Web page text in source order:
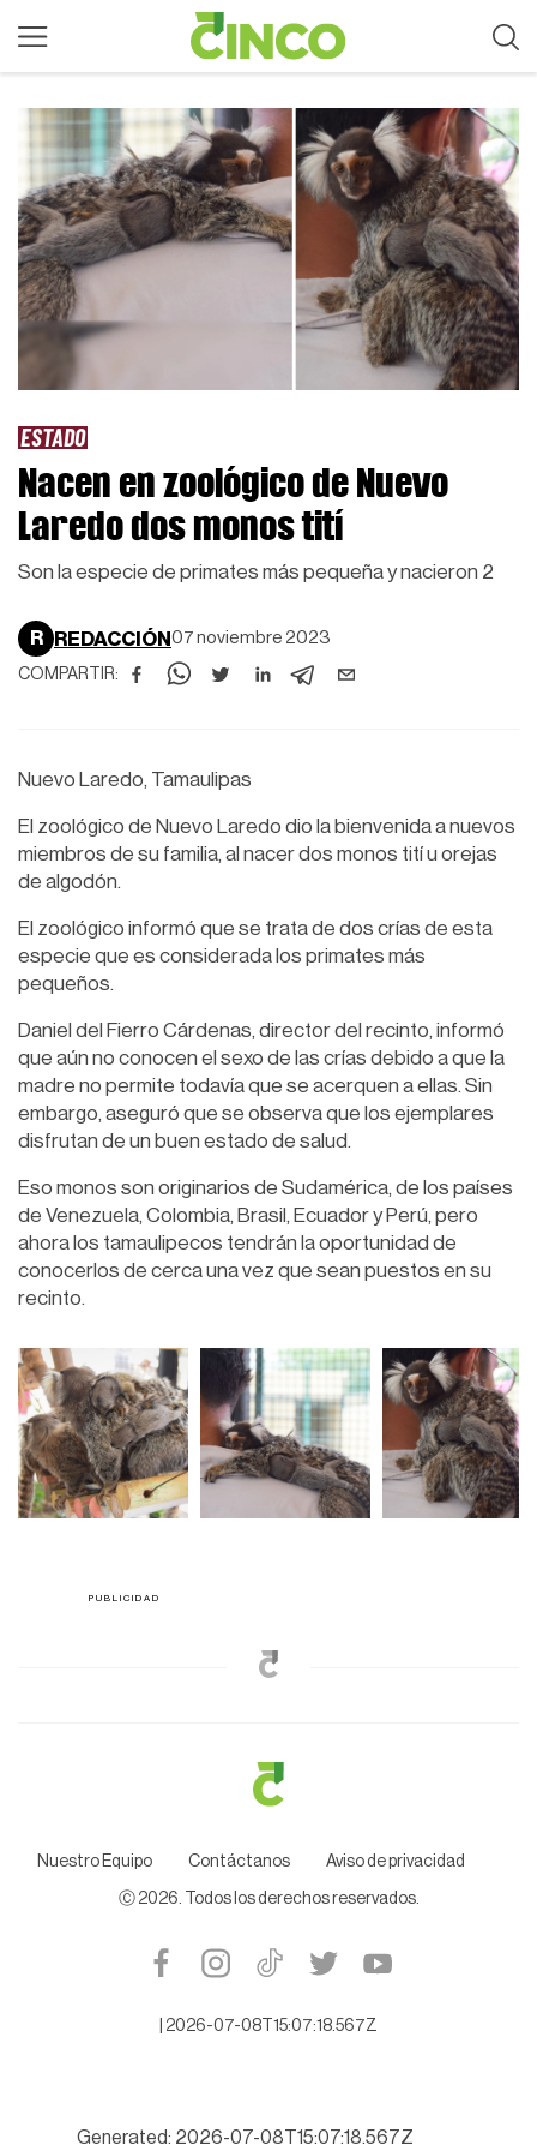
ESTADO
Nacen en zoológico de Nuevo
Laredo dos monos tití
Son la especie de primates más pequeña y nacieron 2
R REDACCIÓN 07 noviembre 2023
COMPARTIR:
Nuevo Laredo, Tamaulipas
El zoológico de Nuevo Laredo dio la bienvenida a nuevos
miembros de su familia, al nacer dos monos tití u orejas
de algodón.
El zoológico informó que se trata de dos crías de esta
especie que es considerada los primates más
pequeños.
Daniel del Fierro Cárdenas, director del recinto, informó
que aún no conocen el sexo de las crías debido a que la
madre no permite todavía que se acerquen a ellas. Sin
embargo, aseguró que se observa que los ejemplares
disfrutan de un buen estado de salud.
Eso monos son originarios de Sudamérica, de los países
de Venezuela, Colombia, Brasil, Ecuador y Perú, pero
ahora los tamaulipecos tendrán la oportunidad de
conocerlos de cerca una vez que sean puestos en su
recinto.
Nuestro Equipo Contáctanos Aviso de privacidad
Ⓒ 2026. Todos los derechos reservados.
2026-07-08T15:07:18.567Z
Generated: 2026-07-08T15:07:18.567Z